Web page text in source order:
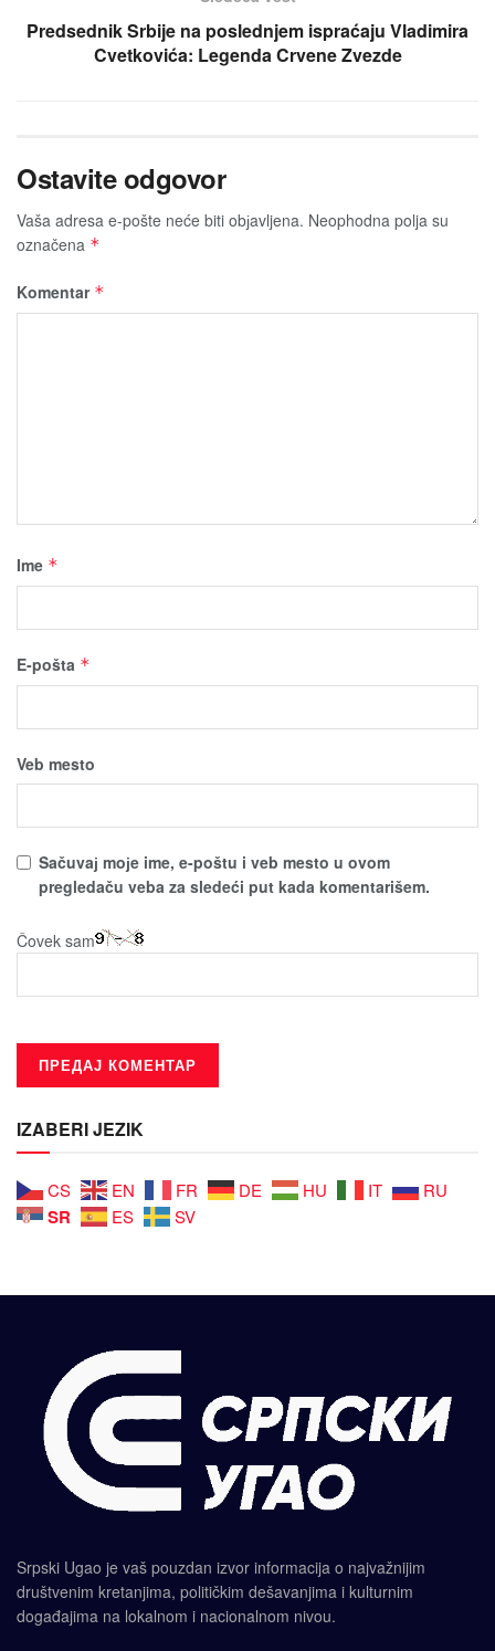
Predsednik Srbije na poslednjem ispraćaju Vladimira
Cvetkovića: Legenda Crvene Zvezde
Ostavite odgovor
Vaša adresa e-pošte neće biti obјavljena. Neophodna polja su
označena *
Komentar *
Ime *
E-pošta *
Veb mesto
Sačuvaј moјe ime, e-poštu i veb mesto u ovom
pregledaču veba za sledeći put kada komentarišem.
Čovek sam
IZABERI JEZIK
CS EN FR DE HU IT RU
SR ES SV
Srpski Ugao je vaš pouzdan izvor informacija o najvažnijim
društvenim kretanjima, političkim dešavanjima i kulturnim
događajima na lokalnom i nacionalnom nivou.